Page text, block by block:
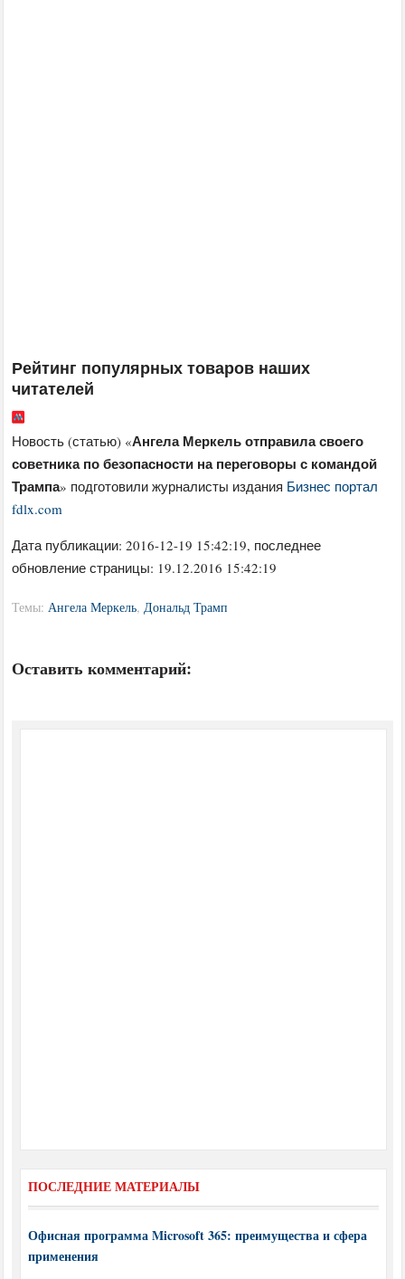
Рейтинг популярных товаров наших
читателей
Новость (статью) «Ангела Меркель отправила своего
советника по безопасности на переговоры с командой
Трампа» подготовили журналисты издания Бизнес портал
fdlx.com
Дата публикации:2016-12-19 15:42:19, последнее
обновление страницы: 19.12.2016 15:42:19
Темы:Ангела Меркель,Дональд Трамп
Оставить комментарий:
ПОСЛЕДНИЕ МАТЕРИАЛЫ
Офисная программа Microsoft 365: преимущества и сфера
применения